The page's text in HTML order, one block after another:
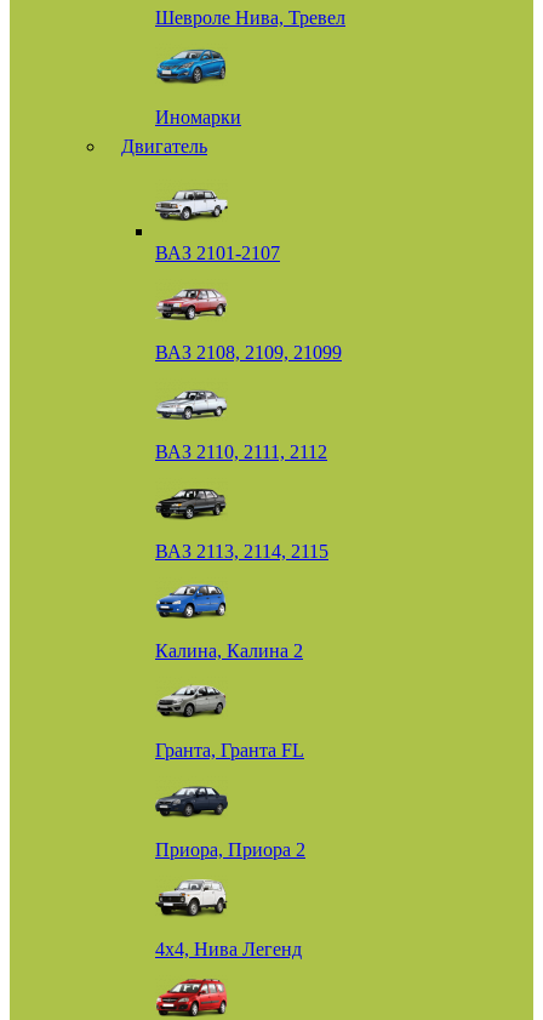
Шевроле Нива, Тревел
Иномарки
Двигатель
ВАЗ 2101-2107
ВАЗ 2108, 2109, 21099
ВАЗ 2110, 2111, 2112
ВАЗ 2113, 2114, 2115
Калина, Калина 2
Гранта, Гранта FL
Приора, Приора 2
4х4, Нива Легенд